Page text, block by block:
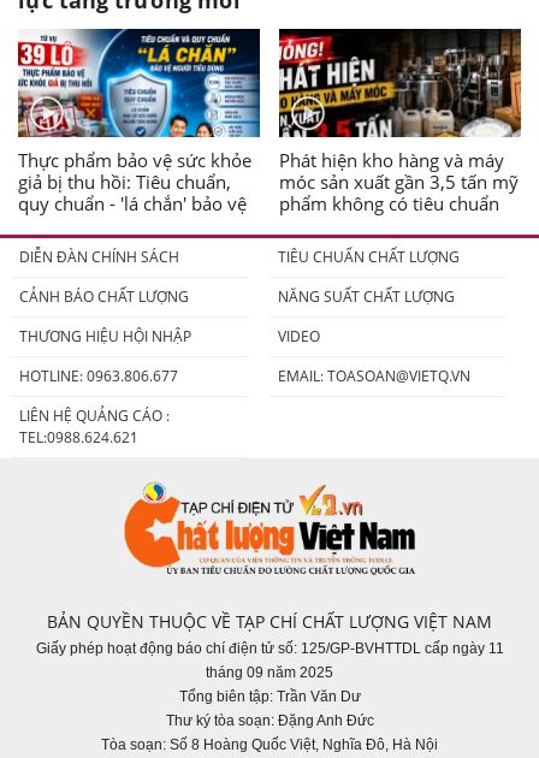
Thực phẩm bảo vệ sức khỏe
giả bị thu hồi: Tiêu chuẩn,
quy chuẩn - 'lá chắn' bảo vệ
Phát hiện kho hàng và máy
móc sản xuất gần 3,5 tấn mỹ
phẩm không có tiêu chuẩn
DIỄN ĐÀN CHÍNH SÁCH
TIÊU CHUẨN CHẤT LƯỢNG
CẢNH BÁO CHẤT LƯỢNG
NĂNG SUẤT CHẤT LƯỢNG
THƯƠNG HIỆU HỘI NHẬP
VIDEO
HOTLINE: 0963.806.677
EMAIL:TOASOAN@VIETQ.VN
LIÊN HỆ QUẢNG CÁO :
TEL:0988.624.621
BẢN QUYỀN THUỘC VỀ TẠP CHÍ CHẤT LƯỢNG VIỆT NAM
Giấy phép hoạt động báo chí điện tử số: 125/GP-BVHTTDL cấp ngày 11
tháng 09 năm 2025
Tổng biên tập: Trần Văn Dư
Thư ký tòa soạn: Đặng Anh Đức
Tòa soạn: Số 8 Hoàng Quốc Việt, Nghĩa Đô, Hà Nội